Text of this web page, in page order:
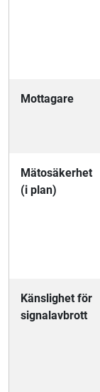
Mottagare
Mätosäkerhet
(i plan)
Känslighet för
signalavbrott